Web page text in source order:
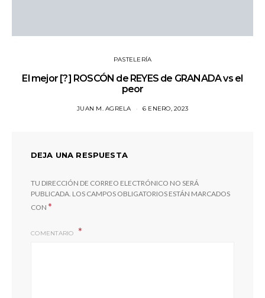
PASTELERÍA
El mejor [?] ROSCÓN de REYES de GRANADA vs el
peor
JUAN M. AGRELA 6 ENERO, 2023
DEJA UNA RESPUESTA
TU DIRECCIÓN DE CORREO ELECTRÓNICO NO SERÁ
PUBLICADA. LOS CAMPOS OBLIGATORIOS ESTÁN MARCADOS
CON *
COMENTARIO